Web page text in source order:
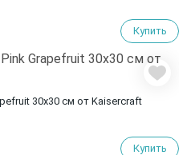
Купить
30х30 см от Kaisercraft
Купить